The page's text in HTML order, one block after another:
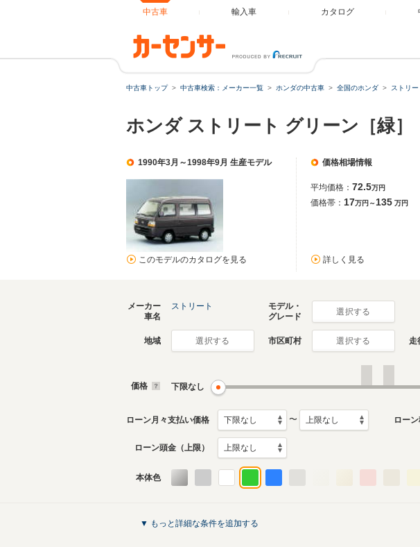
中古車 輸入車 カタログ
中古車トップ 中古車検索：メーカー一覧 ホンダの中古車 全国のホンダ ストリ
ホンダ ストリート グリーン［緑］
1990年3月～1998年9月 生産モデル
このモデルのカタログを見る
価格相場情報
平均価格： 72.5万円
価格帯： 17万円～135 万円
詳しく見る
メーカー
車名
ストリート
モデル・
グレード
選択する
地域 選択する 市区町村 選択する 走
価格 下限なし
ローン月々支払い価格 〜 ロー
ローン頭金（上限）
本体色
▼ もっと詳細な条件を追加する